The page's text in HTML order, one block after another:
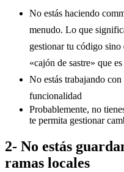
No estás haciendo
menudo. Lo que
gestionar tu código
«cajón de sastre» que
No estás trabajando
funcionalidad
Probablemente, no
te permita gestionar
2- No estás
ramas locales